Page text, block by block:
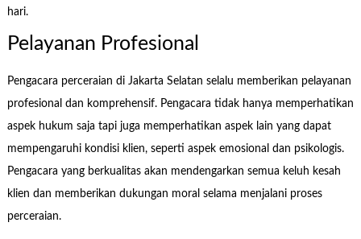
hari.
Pelayanan Profesional
Pengacara perceraian di Jakarta Selatan selalu memberikan pelayanan
profesional dan komprehensif. Pengacara tidak hanya memperhatikan
aspek hukum saja tapi juga memperhatikan aspek lain yang dapat
mempengaruhi kondisi klien, seperti aspek emosional dan psikologis.
Pengacara yang berkualitas akan mendengarkan semua keluh kesah
klien dan memberikan dukungan moral selama menjalani proses
perceraian.